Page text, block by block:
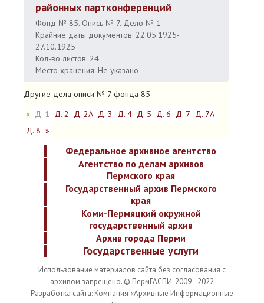
районных партконференций
Фонд № 85. Опись № 7. Дело № 1
Крайние даты документов: 22.05.1925-
27.10.1925
Кол-во листов: 24
Место хранения: Не указано
Другие дела описи № 7 фонда 85
« Д. 1 Д. 2 Д. 2А Д. 3 Д. 4 Д. 5 Д. 6 Д. 7 Д. 7А
Д. 8 »
Федеральное архивное агентство
Агентство по делам архивов
Пермского края
Государственный архив Пермского
края
Коми-Пермяцкий окружной
государственный архив
Архив города Перми
Государственные услуги
Использование материалов сайта без согласования с
архивом запрещено. © ПермГАСПИ, 2009–2022
Разработка сайта: Компания «Архивные Информационные